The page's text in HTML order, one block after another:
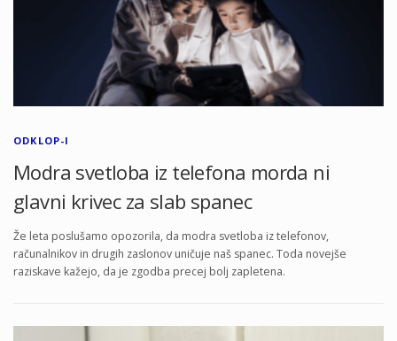
ODKLOP-I
Modra svetloba iz telefona morda ni
glavni krivec za slab spanec
Že leta poslušamo opozorila, da modra svetloba iz telefonov,
računalnikov in drugih zaslonov uničuje naš spanec. Toda novejše
raziskave kažejo, da je zgodba precej bolj zapletena.